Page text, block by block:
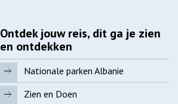
Ontdek jouw reis, dit ga je zien
en ontdekken
Nationale parken Albanie
Zien en Doen